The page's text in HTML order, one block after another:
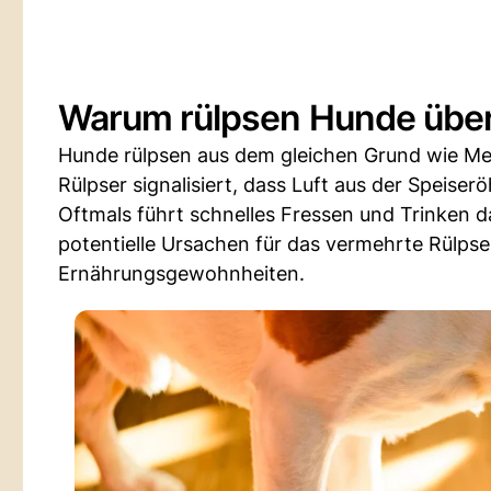
Warum rülpsen Hunde
Hunde rülpsen aus dem gleichen Grund wie
Rülpser signalisiert, dass Luft aus der
Oftmals führt schnelles Fressen und Trinken
potentielle Ursachen für das vermehrte
Ernährungsgewohnheiten.